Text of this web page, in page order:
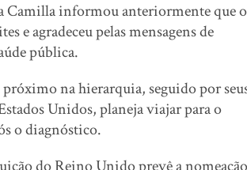
Camilla informou anteriormente que o
e agradeceu pelas mensagens de
pública.
na hierarquia, seguido por
Unidos, planeja viajar para o
o diagnóstico.